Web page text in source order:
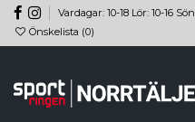
Vardagar: 10-18 Lör: 10-16
Önskelista (0)